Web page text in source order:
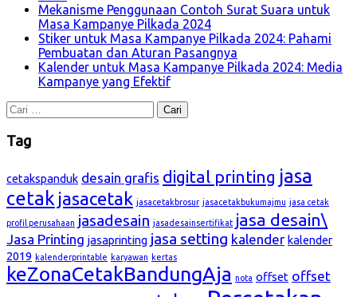
Mekanisme Penggunaan Contoh Surat Suara untuk
Masa Kampanye Pilkada 2024
Stiker untuk Masa Kampanye Pilkada 2024: Pahami
Pembuatan dan Aturan Pasangnya
Kalender untuk Masa Kampanye Pilkada 2024: Media
Kampanye yang Efektif
Cari
untuk:
Tag
cetakspanduk desain grafis digital printing jasa
cetak jasacetak jasacetakbrosur jasacetakbukumajmu jasa cetak
profil perusahaan jasadesain jasadesainsertifikat jasa desain\
Jasa Printing jasaprinting jasa setting kalender kalender
2019 kalenderprintable karyawan kertas
keZonaCetakBandungAja nota offset offset